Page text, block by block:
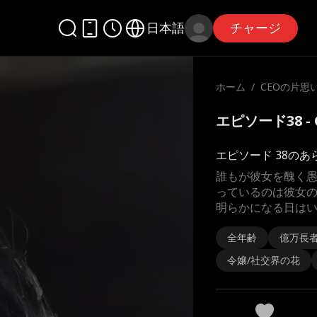
日本語 チャージ
ホーム / CEOの片思
エピソード38 -
エピソード 38のあ
誰もが彼女を醜く
っているのは彼女
明らかになる日は
全年齢
億万長
令嬢/社交界の花